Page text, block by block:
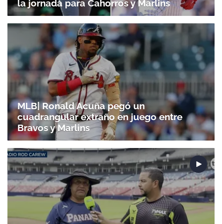
Gracias por suscribirte a nuestro boletín.
ACEPTAR
la jornada para Cahorros y Marlins
MLB| Ronald Acuña pegó un
cuadrangular extraño en juego entre
Bravos y Marlins